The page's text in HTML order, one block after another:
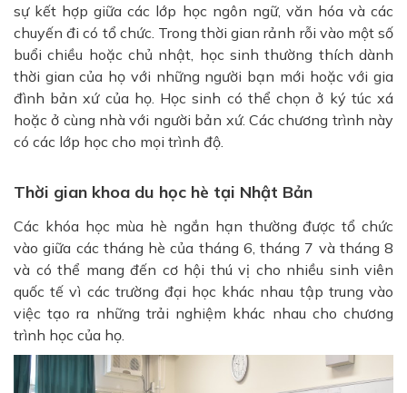
sự kết hợp giữa các lớp học ngôn ngữ, văn hóa và các
chuyến đi có tổ chức. Trong thời gian rảnh rỗi vào một số
buổi chiều hoặc chủ nhật, học sinh thường thích dành
thời gian của họ với những người bạn mới hoặc với gia
đình bản xứ của họ. Học sinh có thể chọn ở ký túc xá
hoặc ở cùng nhà với người bản xứ. Các chương trình này
có các lớp học cho mọi trình độ.
Thời gian khoa du học hè tại Nhật Bản
Các khóa học mùa hè ngắn hạn thường được tổ chức
vào giữa các tháng hè của tháng 6, tháng 7 và tháng 8
và có thể mang đến cơ hội thú vị cho nhiều sinh viên
quốc tế vì các trường đại học khác nhau tập trung vào
việc tạo ra những trải nghiệm khác nhau cho chương
trình học của họ.